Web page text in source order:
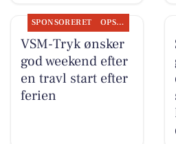
SPONSORERET OPSLAGSTAVLEN
VSM-Tryk ønsker
god weekend efter
en travl start efter
ferien